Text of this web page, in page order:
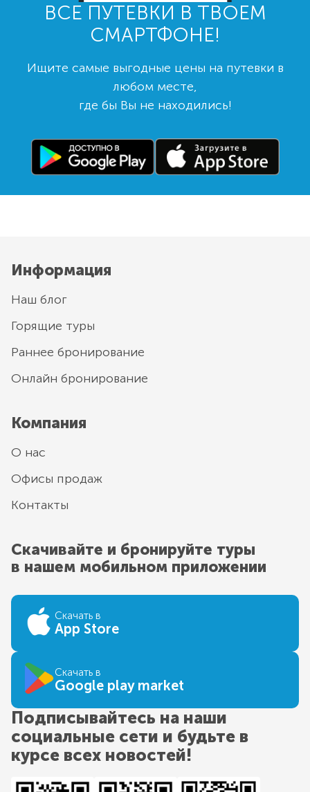
ВСЕ ПУТЕВКИ В ТВОЕМ
СМАРТФОНЕ!
Ищите самые выгодные цены на путевки в
любом месте,
где бы Вы не находились!
Информация
Наш блог
Горящие туры
Раннее бронирование
Онлайн бронирование
Компания
О нас
Офисы продаж
Контакты
Скачивайте и бронируйте туры
в нашем мобильном приложении
Скачать в
App Store
Скачать в
Google play market
Подписывайтесь на наши
социальные сети и будьте в
курсе всех новостей!